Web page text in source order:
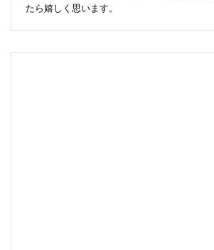
たら嬉しく思います。